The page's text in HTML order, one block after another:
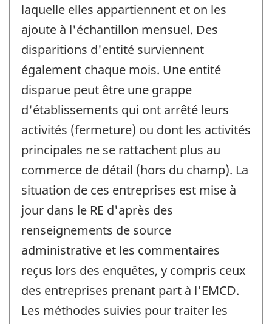
laquelle elles appartiennent et on les
ajoute à l'échantillon mensuel. Des
disparitions d'entité surviennent
également chaque mois. Une entité
disparue peut être une grappe
d'établissements qui ont arrêté leurs
activités (fermeture) ou dont les activités
principales ne se rattachent plus au
commerce de détail (hors du champ). La
situation de ces entreprises est mise à
jour dans le RE d'après des
renseignements de source
administrative et les commentaires
reçus lors des enquêtes, y compris ceux
des entreprises prenant part à l'EMCD.
Les méthodes suivies pour traiter les